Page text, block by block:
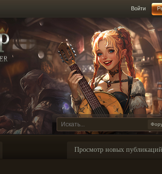
Войти
Просмотр новых публикаций